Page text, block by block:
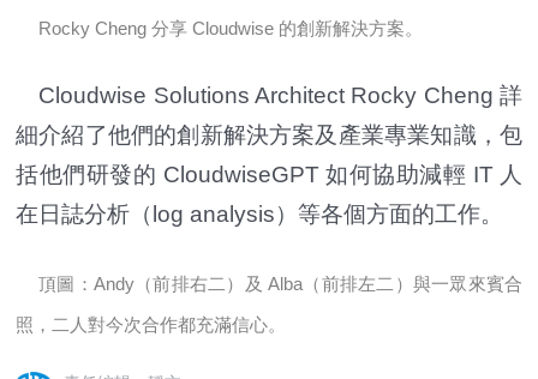
Rocky Cheng 分享 Cloudwise 的創新解決方案。
Cloudwise Solutions Architect Rocky Cheng 詳
細介紹了他們的創新解決方案及產業專業知識，包
括他們研發的 CloudwiseGPT 如何協助減輕 IT 人
在日誌分析（log analysis）等各個方面的工作。
頂圖：Andy（前排右二）及 Alba（前排左二）與一眾來賓合
照，二人對今次合作都充滿信心。